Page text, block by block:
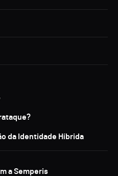
da Identidade Híbrida
a Semperis